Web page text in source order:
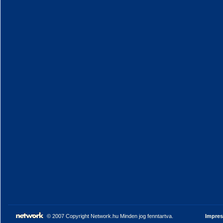
© 2007 Copyright Network.hu Minden jog fenntartva.